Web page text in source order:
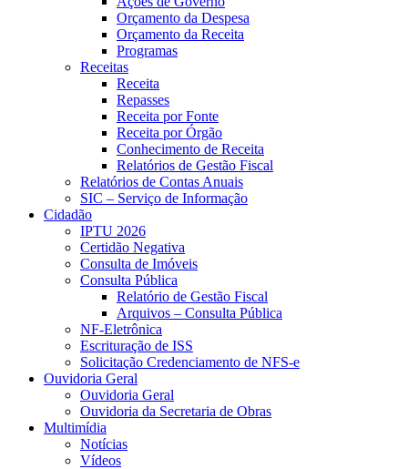
Orçamento da Despesa
Orçamento da Receita
Programas
Receitas
Receita
Repasses
Receita por Fonte
Receita por Órgão
Conhecimento de Receita
Relatórios de Gestão Fiscal
Relatórios de Contas Anuais
SIC – Serviço de Informação
Cidadão
IPTU 2026
Certidão Negativa
Consulta de Imóveis
Consulta Pública
Relatório de Gestão Fiscal
Arquivos – Consulta Pública
NF-Eletrônica
Escrituração de ISS
Solicitação Credenciamento de NFS-e
Ouvidoria Geral
Ouvidoria Geral
Ouvidoria da Secretaria de Obras
Multimídia
Notícias
Vídeos